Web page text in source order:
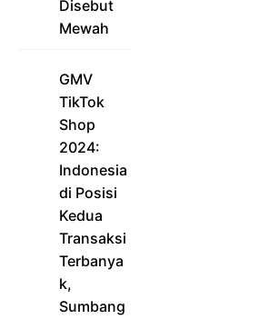
Disebut
Mewah
GMV
TikTok
Shop
2024:
Indonesia
di Posisi
Kedua
Transaksi
Terbanya
k,
Sumbang